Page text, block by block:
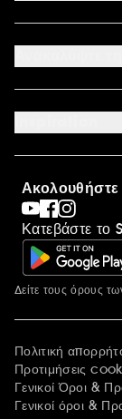
Καταστήματα
Όροι επιστροφής
Σχετικά με τη
Οικονομικά
Sephora Prize
Clean at
Συσκευασία
Sephora Stands
Κατεβάστε
Περισσότερες
Δείτε τους όρους
Πολιτική
Προτιμήσεις
Γενικοί Όροι &
Γενικοί όροι &